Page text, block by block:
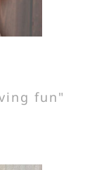
fun"